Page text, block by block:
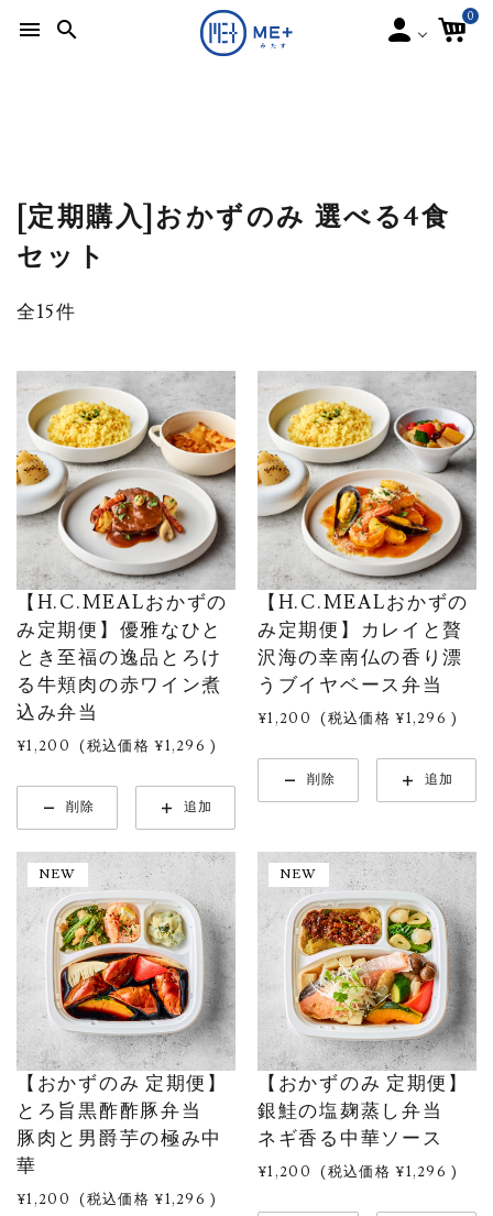
menu search
0
[定期購入]おかずのみ 選べる4食
セット
全15件
【H.C.MEALおかずの
み定期便】優雅なひと
とき至福の逸品とろけ
る牛頬肉の赤ワイン煮
込み弁当
¥1,200 (税込価格 ¥1,296 )
削除 追加
【H.C.MEALおかずの
み定期便】カレイと贅
沢海の幸南仏の香り漂
うブイヤベース弁当
¥1,200 (税込価格 ¥1,296 )
削除 追加
NEW
【おかずのみ 定期便】
とろ旨黒酢酢豚弁当
豚肉と男爵芋の極み中
華
¥1,200 (税込価格 ¥1,296 )
NEW
【おかずのみ 定期便】
銀鮭の塩麹蒸し弁当
ネギ香る中華ソース
¥1,200 (税込価格 ¥1,296 )
ME＋
［定期購入］
配送スキップ
ME＋
［ どちらかお選びください ］
ごはん付き おかずのみ
［ 何食お届けしますか？ ］
3食セット 6食セット 9食セット
［ 何週間ごとにお届けしますか？ ］
1週間
3週間 3週に1回お届け 4週間 4週に1回お届け
メニューを選ぶ